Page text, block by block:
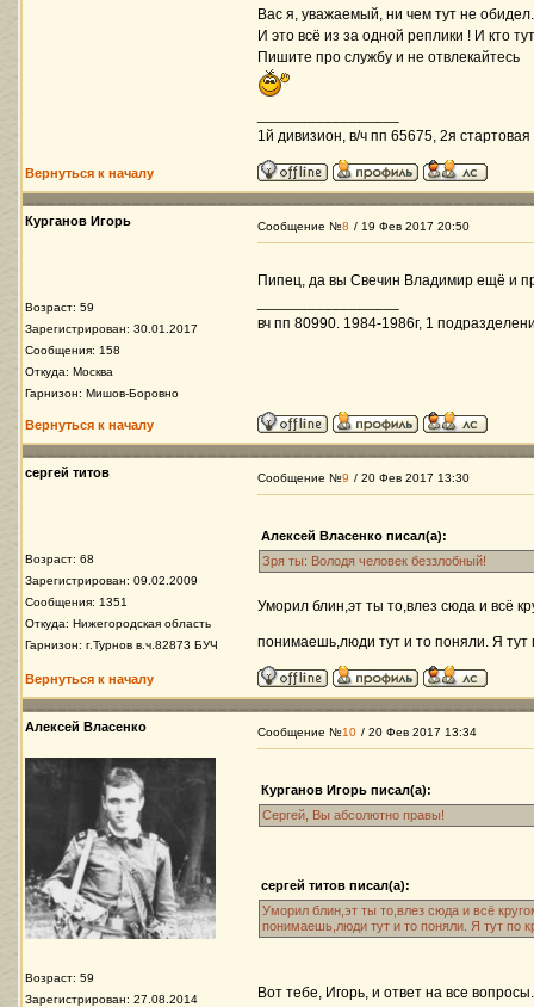
Вас я, уважаемый, ни чем тут не
И это всё из за одной реплики ! И кто
Пишите про службу и не отвлекайтесь
1й дивизион, в/ч пп 65675, 2я
Вернуться к началу
Курганов Игорь
Возраст: 59
Зарегистрирован: 30.01.2017
Сообщения: 158
Откуда: Москва
Гарнизон: Мишов-Боровно
Сообщение №8 / 19 Фев 2017 20:50
Пипец, да вы Свечин Владимир ещё и
вч пп 80990. 1984-1986г, 1
Вернуться к началу
сергей титов
Возраст: 68
Зарегистрирован: 09.02.2009
Сообщения: 1351
Откуда: Нижегородская область
Гарнизон: г.Турнов в.ч.82873 БУЧ
Сообщение №9 / 20 Фев 2017 13:30
Алексей Власенко писал(а):
Зря ты: Володя человек беззлобный!
Уморил блин,эт ты то,влез сюда и всё
понимаешь,люди тут и то поняли. Я
Вернуться к началу
Алексей Власенко
Возраст: 59
Зарегистрирован: 27.08.2014
Сообщение №10 / 20 Фев 2017 13:34
Курганов Игорь писал(а):
Сергей, Вы абсолютно правы!
сергей титов писал(а):
Уморил блин,эт ты то,влез сюда и всё
понимаешь,люди тут и то поняли. Я тут по
Вот тебе, Игорь, и ответ на все вопросы.